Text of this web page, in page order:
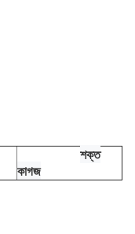
শক্ত
কাগজ